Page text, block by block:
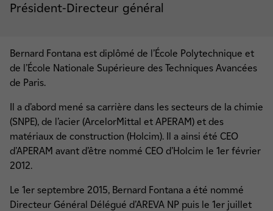
Président-Directeur général
Bernard Fontana est diplômé de l’École Polytechnique et
de l’École Nationale Supérieure des Techniques Avancées
de Paris.
Il a d’abord mené sa carrière dans les secteurs de la chimie
(SNPE), de l’acier (ArcelorMittal et APERAM) et des
matériaux de construction (Holcim). Il a ainsi été CEO
d’APERAM avant d’être nommé CEO d’Holcim le 1er février
2012.
Le 1er septembre 2015, Bernard Fontana a été nommé
Directeur Général Délégué d’AREVA NP puis le 1er juillet